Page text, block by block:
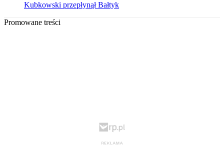
Kubkowski przepłynął Bałtyk
Promowane treści